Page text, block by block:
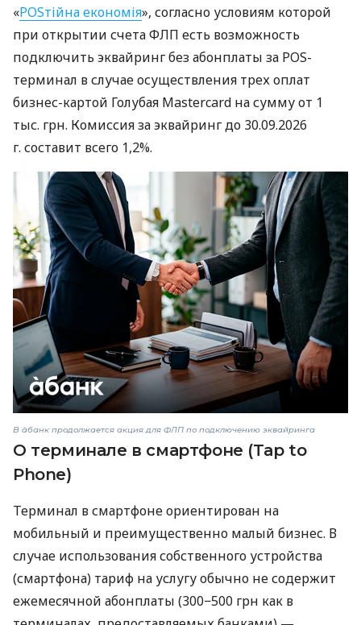
«POSтійна економія», согласно условиям которой
при открытии счета ФЛП есть возможность
подключить эквайринг без абонплаты за POS-
терминал в случае осуществления трех оплат
бизнес-картой Голубая Mastercard на сумму от 1
тыс. грн. Комиссия за эквайринг до 30.09.2026
г. составит всего 1,2%.
В àбанк продолжается акция для ФЛП по подключению эквайринга
О терминале в смартфоне (Tap to
Phone)
Терминал в смартфоне ориентирован на
мобильный и преимущественно малый бизнес. В
случае использования собственного устройства
(смартфона) тариф на услугу обычно не содержит
ежемесячной абонплаты (300−500 грн как в